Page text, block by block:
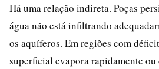
Há uma relação indireta. Poças
água não está infiltrando
os aquíferos. Em regiões com
superficial evapora rapidamente ou